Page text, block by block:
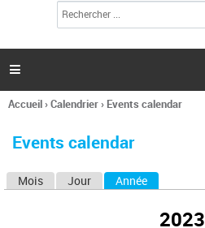
l
c
h
e

Vous
ici
Accueil›Calendrier› Events calendar
Events calendar
Mois Jour Année
2023